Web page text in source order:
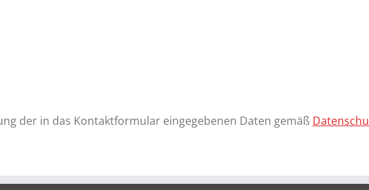
der in das Kontaktformular eingegebenen Daten gemäß